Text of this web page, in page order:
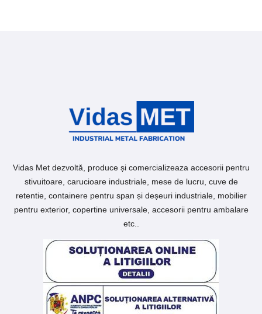
Vidas Met dezvoltă, produce și comercializeaza accesorii pentru
stivuitoare, carucioare industriale, mese de lucru, cuve de
retentie, containere pentru span și deșeuri industriale, mobilier
pentru exterior, copertine universale, accesorii pentru ambalare
etc..